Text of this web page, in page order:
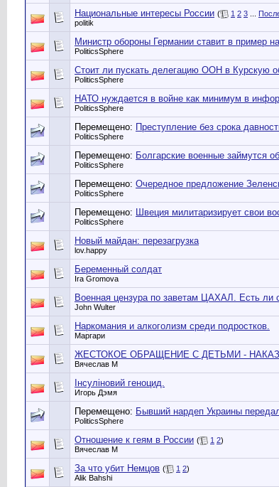
Национальные интересы России ( 1 2 3
politik
Министр обороны Германии ставит в пример
PoliticsSphere
Стоит ли пускать делегацию ООН в Курскую
PoliticsSphere
НАТО нуждается в войне как минимум в
PoliticsSphere
Перемещено: Преступление без срока
PoliticsSphere
Перемещено: Болгарские военные займутся
PoliticsSphere
Перемещено: Очередное предложение
PoliticsSphere
Перемещено: Швеция милитаризирует свои
PoliticsSphere
Новый майдан: перезагрузка
lov.happy
Беременный солдат
Ira Gromova
Военная цензура по заветам ЦАХАЛ. Есть ли
John Wulter
Наркомания и алкоголизм среди подростков.
Маргари
ЖЕСТОКОЕ ОБРАЩЕНИЕ С ДЕТЬМИ -
Вячеслав М
Інсуліновий геноцид.
Игорь Дэмя
Перемещено: Бывший нардеп Украины
PoliticsSphere
Отношение к геям в России ( 1 2)
Вячеслав М
За что убит Немцов ( 1 2)
Alik Bahshi